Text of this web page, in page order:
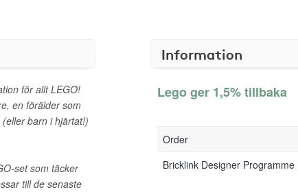
för allt LEGO!
en förälder som
barn i hjärtat!)
set som täcker
till de senaste
Information
Lego ger 1,5% tillbaka
Order
Bricklink Designer Programme